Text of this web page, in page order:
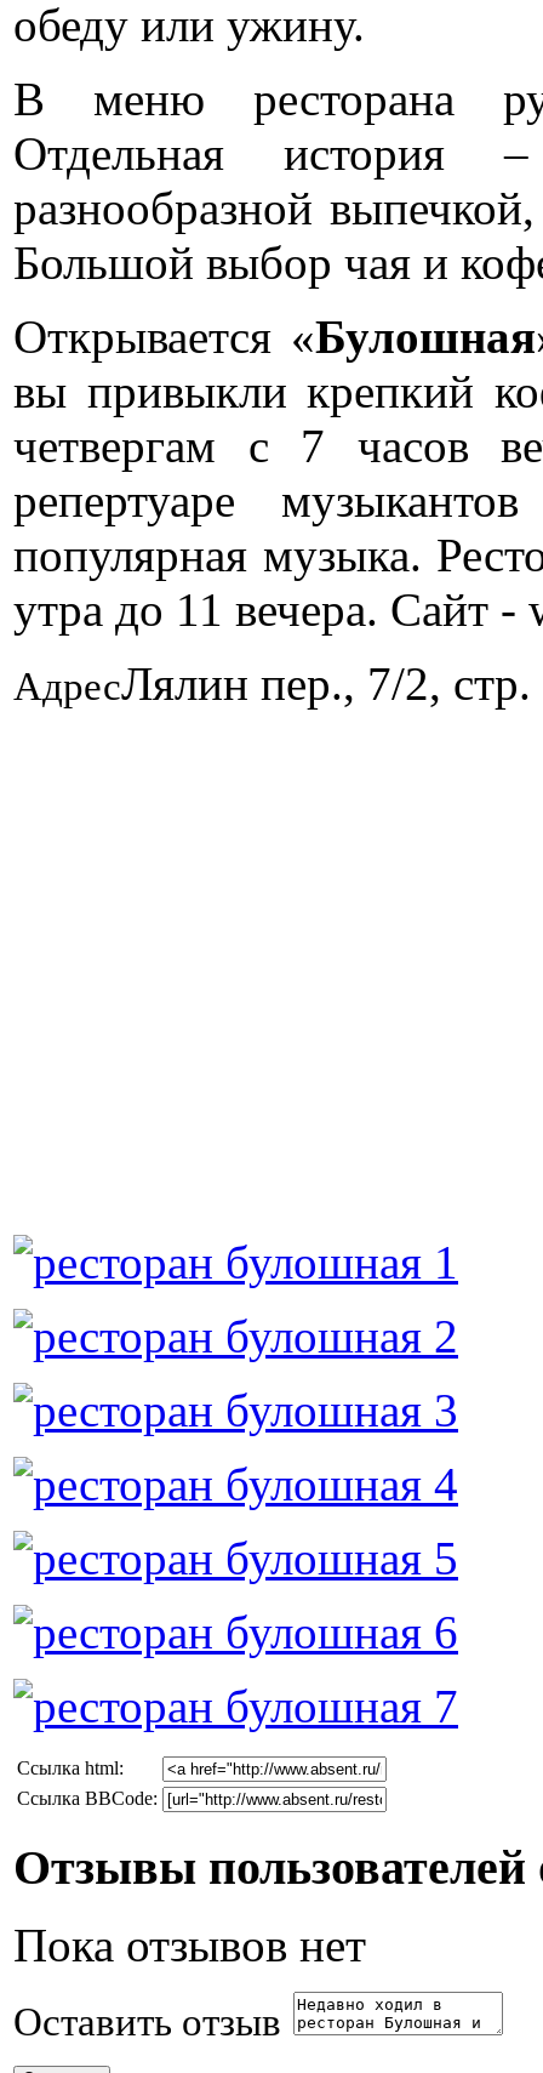
обеду или ужину.
В меню ресторана
Отдельная история
разнообразной
Большой выбор чая и
Открывается «Булошная
вы привыкли крепкий
четвергам с 7 часов
репертуаре
популярная музыка.
утра до 11 вечера. Сайт
АдресЛялин пер., 7/2, стр.
Cсылка html:
Ссылка BBCode:
Отзывы
Пока отзывов нет
Оставить отзыв